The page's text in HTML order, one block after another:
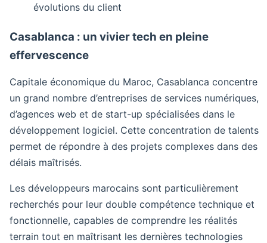
évolutions du client
Casablanca : un vivier tech en pleine
effervescence
Capitale économique du Maroc, Casablanca concentre
un grand nombre d’entreprises de services numériques,
d’agences web et de start-up spécialisées dans le
développement logiciel. Cette concentration de talents
permet de répondre à des projets complexes dans des
délais maîtrisés.
Les développeurs marocains sont particulièrement
recherchés pour leur double compétence technique et
fonctionnelle, capables de comprendre les réalités
terrain tout en maîtrisant les dernières technologies